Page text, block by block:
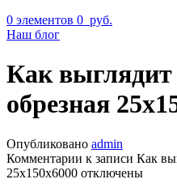
0 элементов 0 руб.
Наш блог
Как выглядит
обрезная
Опубликовано admin
Комментарии к записи Как
25х150х6000 отключены